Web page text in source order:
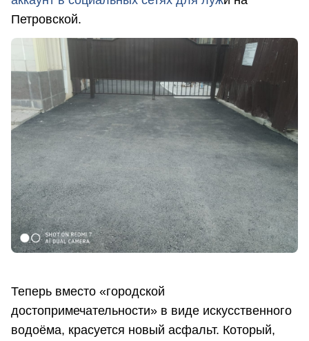
Петровской.
Теперь вместо «городской
достопримечательности» в виде искусственного
водоёма, красуется новый асфальт. Который,